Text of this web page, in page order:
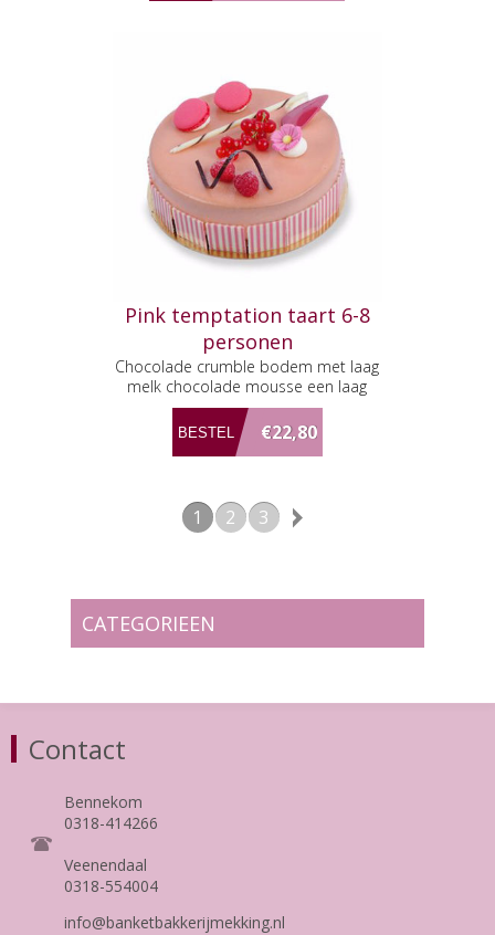
Pink temptation taart 6-8
personen
Chocolade crumble bodem met laag
melk chocolade mousse een laag
puur chocolade mousse en een laag
aardbeien en frambozen, overgoten
met een frambozen glacage.
€22,80
1 2 3
CATEGORIEEN
Contact
Bennekom
0318-414266
Veenendaal
0318-554004
info@banketbakkerijmekking.nl